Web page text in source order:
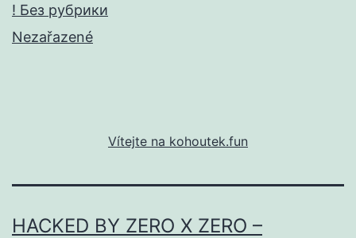
! Без рубрики
Nezařazené
Vítejte na kohoutek.fun
HACKED BY ZERO X ZERO –